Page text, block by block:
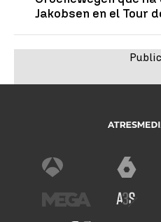
Jakobsen en el Tour